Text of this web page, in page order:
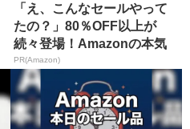
「え、こんなセールやって
たの？」80％OFF以上が
続々登場！Amazonの本気
が...
PR(Amazon)